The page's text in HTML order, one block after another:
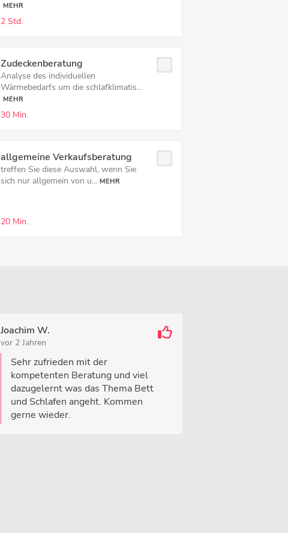
MEHR
2 Std.
Zudeckenberatung
Analyse des individuellen
Wärmebedarfs um die schlafklimatis...
MEHR
30 Min.
allgemeine Verkaufsberatung
treffen Sie diese Auswahl, wenn Sie
sich nur allgemein von u... MEHR
20 Min.
Joachim W.
vor 2 Jahren
Sehr zufrieden mit der
kompetenten Beratung und viel
dazugelernt was das Thema Bett
und Schlafen angeht. Kommen
gerne wieder.